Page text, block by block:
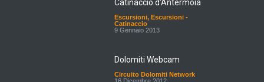
Catinaccio d'Antermoia
Escursioni, Escursioni -
Catinaccio
9 Gennaio 2013
Dolomiti Webcam
Circuito Dolomiti Network